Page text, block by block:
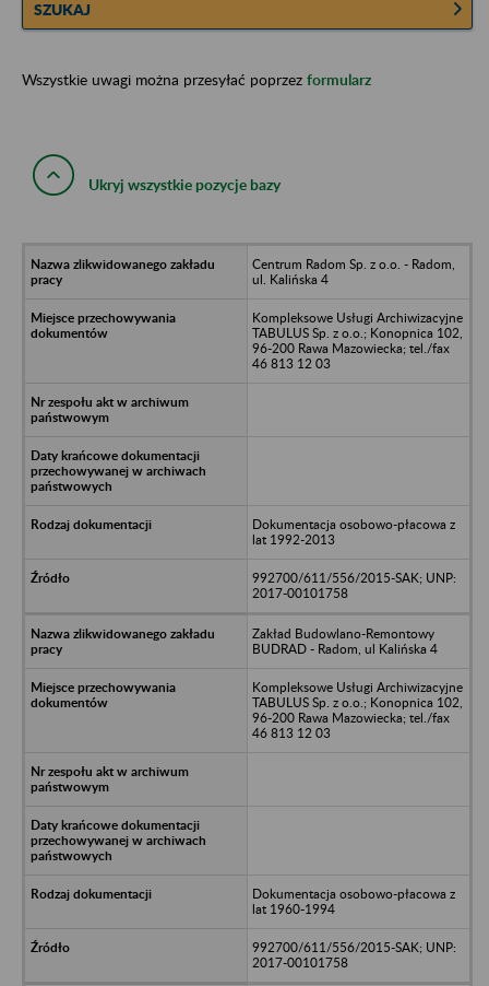
SZUKAJ
Wszystkie uwagi można przesyłać poprzez formularz
Ukryj wszystkie pozycje bazy
Centrum Radom Sp. z o.o. - Radom,
ul. Kalińska 4
Kompleksowe Usługi Archiwizacyjne
TABULUS Sp. z o.o.; Konopnica 102,
96-200 Rawa Mazowiecka; tel./fax
46 813 12 03
Dokumentacja osobowo-płacowa z
lat 1992-2013
992700/611/556/2015-SAK; UNP:
2017-00101758
Zakład Budowlano-Remontowy
BUDRAD - Radom, ul Kalińska 4
Kompleksowe Usługi Archiwizacyjne
TABULUS Sp. z o.o.; Konopnica 102,
96-200 Rawa Mazowiecka; tel./fax
46 813 12 03
Dokumentacja osobowo-płacowa z
lat 1960-1994
992700/611/556/2015-SAK; UNP:
2017-00101758